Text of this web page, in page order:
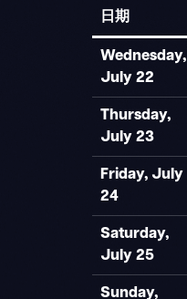
日期
Wednesday,
July 22
Thursday,
July 23
Friday, July
24
Saturday,
July 25
Sunday,